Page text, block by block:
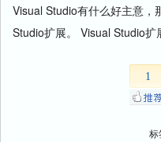
Visual Studio有什么好主意，
Studio扩展。 Visual Studio扩
1
标